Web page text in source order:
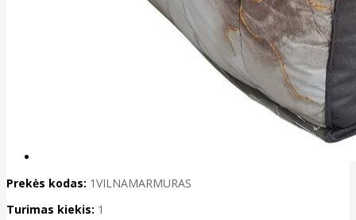
Prekės kodas: 1VILNAMARMURAS
Turimas kiekis: 1